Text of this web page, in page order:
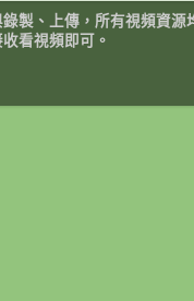
製、上傳，所有視頻資
看視頻即可。